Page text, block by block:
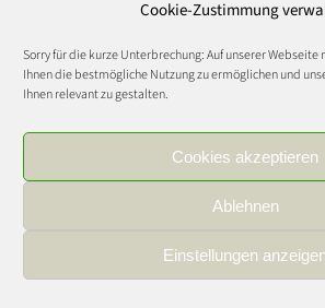
Cookie-Zustimmung
Sorry für die kurze Unterbrechung: Auf unserer Webseite
Ihnen die bestmögliche Nutzung zu ermöglichen und
Ihnen relevant zu gestalten.
Cookies akzeptieren
Ablehnen
Einstellungen
IMPRESSUM|DATENSCHUTZ|
FOOD AND WINE CULTURE © Copyright 2021 |